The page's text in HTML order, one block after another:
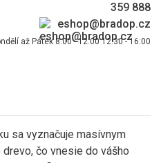
359 888
eshop@bradop.cz
až Pátek 8:00 - 12:00 12:30 - 16:00
sa vyznačuje masívnym
čo vnesie do vášho